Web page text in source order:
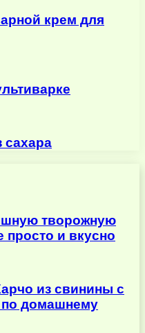
крем для
сахара
творожную
просто и вкусно
из свинины с
домашнему